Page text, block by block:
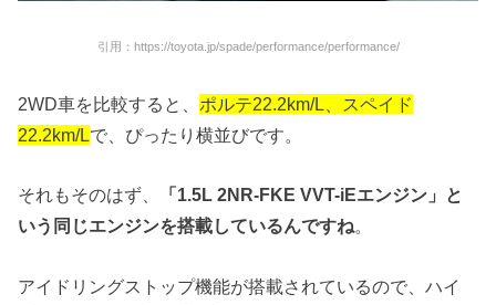
引用：https://toyota.jp/spade/performance/performance/
2WD車を比較すると、 ポルテ22.2km/L、スペイド
22.2km/Lで、ぴったり横並びです。
それもそのはず、
「1.5L 2NR-FKE VVT-iEエンジン」と
いう同じエンジンを搭載しているんですね。
アイドリングストップ機能が搭載されているので、ハイ